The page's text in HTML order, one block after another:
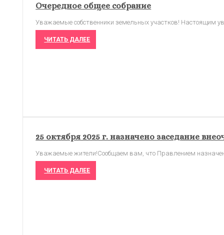
Очередное общее собрание
Уважаемые собственники земельных участков! Настоящим
ЧИТАТЬ ДАЛЕЕ
25 октября 2025 г. назначено заседание
Уважаемые жители!Сообщаем вам, что Правлением
ЧИТАТЬ ДАЛЕЕ